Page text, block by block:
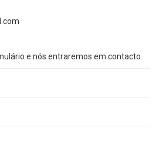
e nós entraremos em contacto.